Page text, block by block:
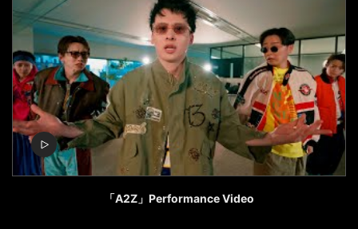
「A2Z」Performance Video